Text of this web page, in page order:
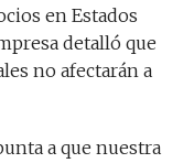
en Estados
detalló que
no afectarán a
a que nuestra